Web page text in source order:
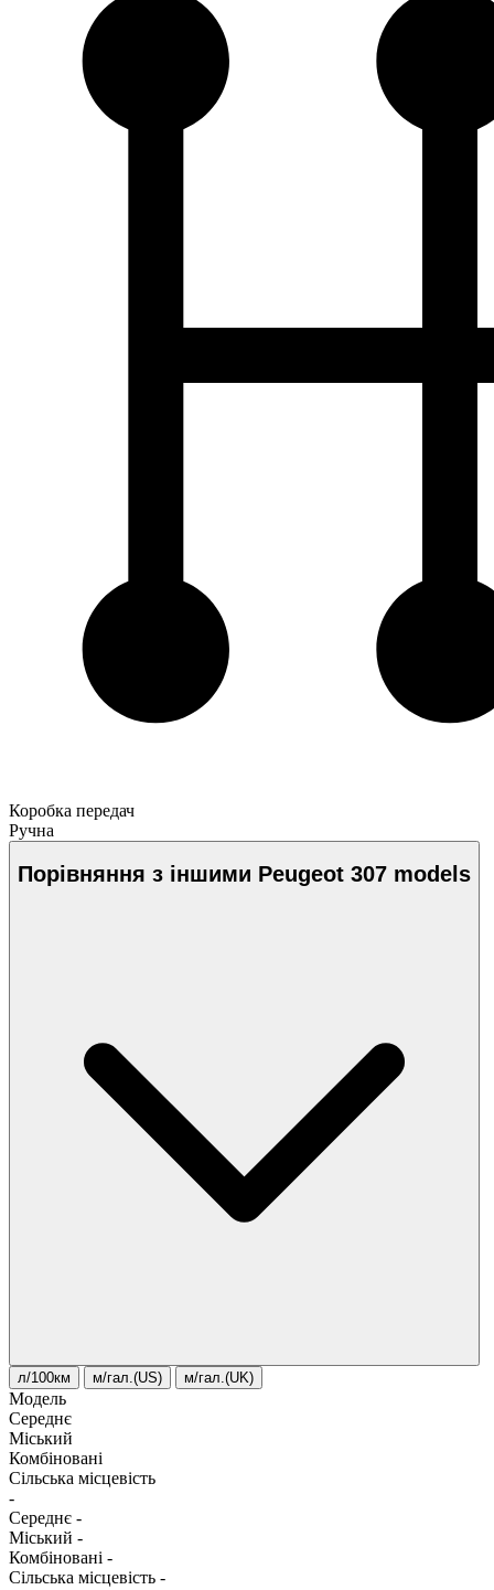
Коробка передач
Ручна
Порівняння з іншими Peugeot 307 models
л/100км м/гал.(US) м/гал.(UK)
Модель
Середнє
Міський
Комбіновані
Сільська місцевість
-
Середнє -
Міський -
Комбіновані -
Сільська місцевість -